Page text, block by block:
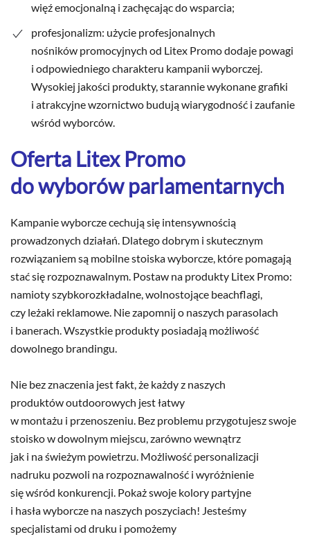
więź emocjonalną i zachęcając do wsparcia;
profesjonalizm: użycie profesjonalnych
nośników promocyjnych od Litex Promo dodaje powagi
i odpowiedniego charakteru kampanii wyborczej.
Wysokiej jakości produkty, starannie wykonane grafiki
i atrakcyjne wzornictwo budują wiarygodność i zaufanie
wśród wyborców.
Oferta Litex Promo
do wyborów parlamentarnych
Kampanie wyborcze cechują się intensywnością
prowadzonych działań. Dlatego dobrym i skutecznym
rozwiązaniem są mobilne stoiska wyborcze, które pomagają
stać się rozpoznawalnym. Postaw na produkty Litex Promo:
namioty szybkorozkładalne, wolnostojące beachflagi,
czy leżaki reklamowe. Nie zapomnij o naszych parasolach
i banerach. Wszystkie produkty posiadają możliwość
dowolnego brandingu.
Nie bez znaczenia jest fakt, że każdy z naszych
produktów outdoorowych jest łatwy
w montażu i przenoszeniu. Bez problemu przygotujesz swoje
stoisko w dowolnym miejscu, zarówno wewnątrz
jak i na świeżym powietrzu. Możliwość personalizacji
nadruku pozwoli na rozpoznawalność i wyróżnienie
się wśród konkurencji. Pokaż swoje kolory partyjne
i hasła wyborcze na naszych poszyciach! Jesteśmy
specjalistami od druku i pomożemy